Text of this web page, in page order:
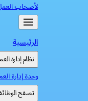
لأصحاب
الرئيسية
نظام إدارة
وحدة إدارة
تصفح